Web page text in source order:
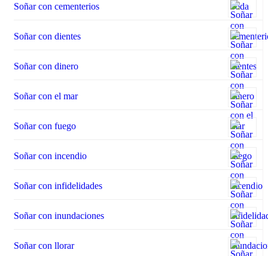
Soñar con cementerios
Soñar con dientes
Soñar con dinero
Soñar con el mar
Soñar con fuego
Soñar con incendio
Soñar con infidelidades
Soñar con inundaciones
Soñar con llorar